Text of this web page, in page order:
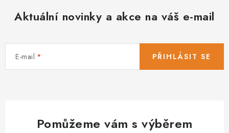
Aktuální novinky a akce na váš e-mail
E-mail PŘIHLÁSIT SE
Pomůžeme vám s výběrem